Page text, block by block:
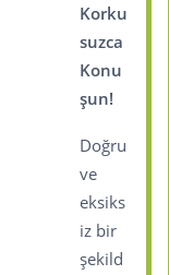
Korku
suzca
Konu
şun!
Doğru
ve
eksiks
iz bir
şekild